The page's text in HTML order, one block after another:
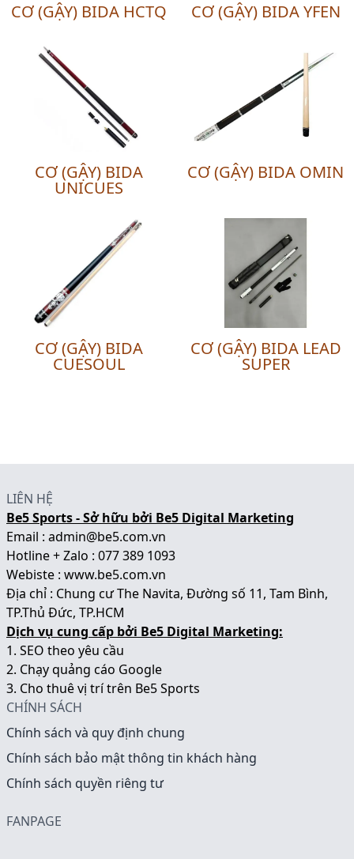
CƠ (GẬY) BIDA HCTQ CƠ (GẬY) BIDA YFEN
CƠ (GẬY) BIDA
UNICUES
CƠ (GẬY) BIDA OMIN
CƠ (GẬY) BIDA
CUESOUL
CƠ (GẬY) BIDA LEAD
SUPER
LIÊN HỆ
Be5 Sports - Sở hữu bởi Be5 Digital Marketing
Email : admin@be5.com.vn
Hotline + Zalo : 077 389 1093
Webiste : www.be5.com.vn
Địa chỉ : Chung cư The Navita, Đường số 11, Tam Bình,
TP.Thủ Đức, TP.HCM
Dịch vụ cung cấp bởi Be5 Digital Marketing:
1. SEO theo yêu cầu
2. Chạy quảng cáo Google
3. Cho thuê vị trí trên Be5 Sports
CHÍNH SÁCH
Chính sách và quy định chung
Chính sách bảo mật thông tin khách hàng
Chính sách quyền riêng tư
FANPAGE